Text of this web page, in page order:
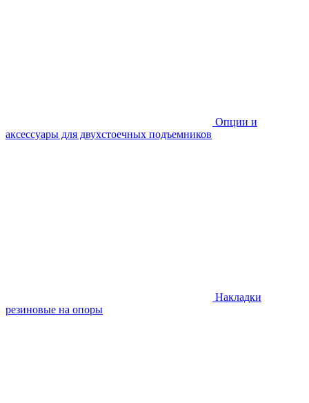
Опции и
аксессуары для двухстоечных подъемников
Накладки
резиновые на опоры